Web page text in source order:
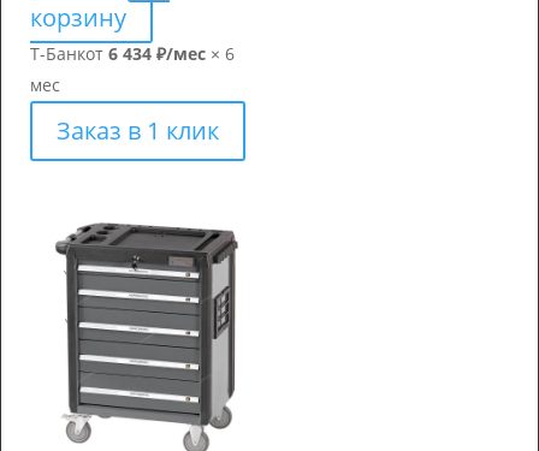
корзину
Т-Банкот 6 434 ₽/мес × 6
мес
Заказ в 1 клик